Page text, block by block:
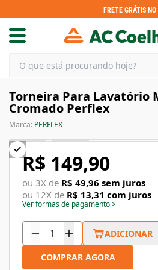
FRETE GRÁTIS NO
Torneira Para Lavatório
Cromado Perflex
Marca: PERFLEX
R$ 149,90
ou 3X de R$ 49,96 sem juros
ou 12X de R$ 13,31 com juros
Ver formas de pagamento>
ADICIONAR
COMPRAR AGORA